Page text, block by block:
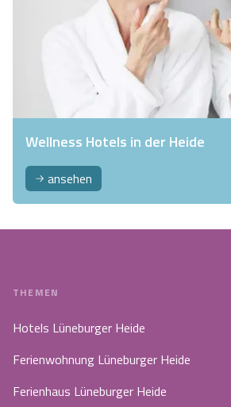
Wellness Hotels in der Heide
ansehen
THEMEN
Hotels Lüneburger Heide
Ferienwohnung Lüneburger Heide
Ferienhaus Lüneburger Heide